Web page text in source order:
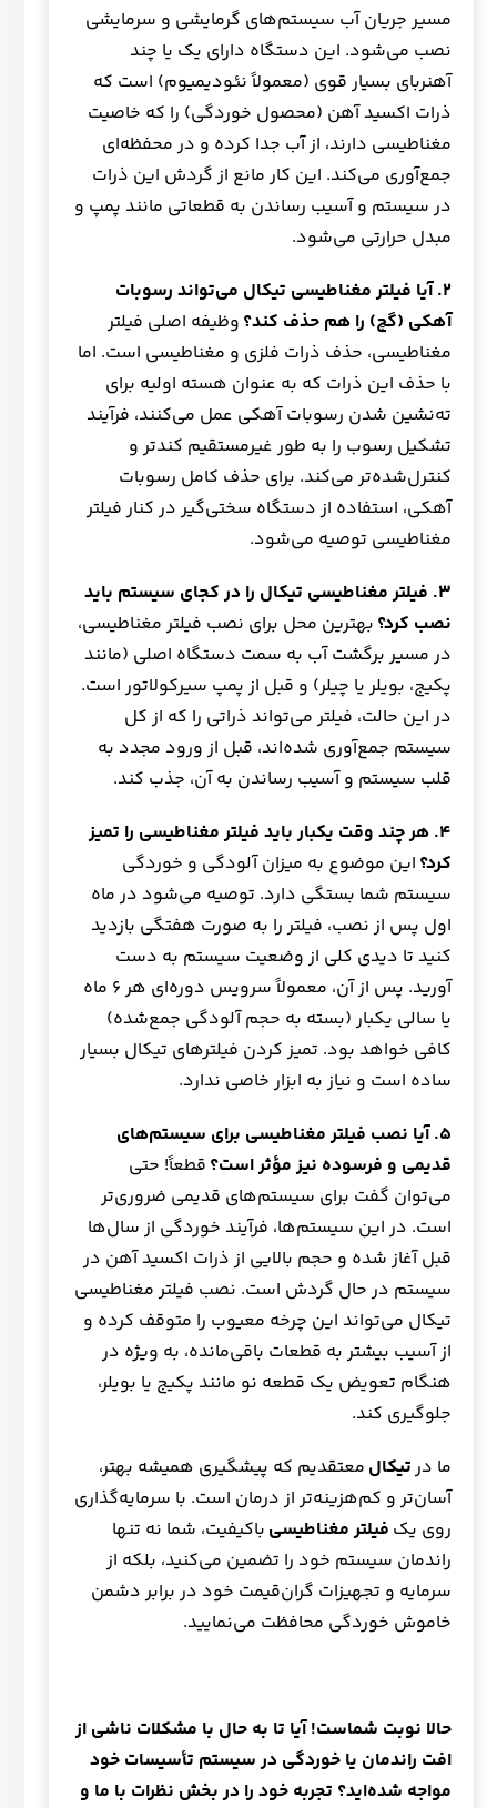
مسیر جریان آب سیستم‌های گرمایشی و سرمایشی
نصب می‌شود. این دستگاه دارای یک یا چند
آهنربای بسیار قوی (معمولاً نئودیمیوم) است که
ذرات اکسید آهن (محصول خوردگی) را که خاصیت
مغناطیسی دارند، از آب جدا کرده و در محفظه‌ای
جمع‌آوری می‌کند. این کار مانع از گردش این ذرات
در سیستم و آسیب رساندن به قطعاتی مانند پمپ و
مبدل حرارتی می‌شود.
۲. آیا فیلتر مغناطیسی تیکال می‌تواند رسوبات
آهکی (گچ) را هم حذف کند؟ وظیفه اصلی فیلتر
مغناطیسی، حذف ذرات فلزی و مغناطیسی است. اما
با حذف این ذرات که به عنوان هسته اولیه برای
ته‌نشین شدن رسوبات آهکی عمل می‌کنند، فرآیند
تشکیل رسوب را به طور غیرمستقیم کندتر و
کنترل‌شده‌تر می‌کند. برای حذف کامل رسوبات
آهکی، استفاده از دستگاه سختی‌گیر در کنار فیلتر
مغناطیسی توصیه می‌شود.
۳. فیلتر مغناطیسی تیکال را در کجای سیستم باید
نصب کرد؟ بهترین محل برای نصب فیلتر مغناطیسی،
در مسیر برگشت آب به سمت دستگاه اصلی (مانند
پکیج، بویلر یا چیلر) و قبل از پمپ سیرکولاتور است.
در این حالت، فیلتر می‌تواند ذراتی را که از کل
سیستم جمع‌آوری شده‌اند، قبل از ورود مجدد به
قلب سیستم و آسیب رساندن به آن، جذب کند.
۴. هر چند وقت یکبار باید فیلتر مغناطیسی را تمیز
کرد؟ این موضوع به میزان آلودگی و خوردگی
سیستم شما بستگی دارد. توصیه می‌شود در ماه
اول پس از نصب، فیلتر را به صورت هفتگی بازدید
کنید تا دیدی کلی از وضعیت سیستم به دست
آورید. پس از آن، معمولاً سرویس دوره‌ای هر ۶ ماه
یا سالی یکبار (بسته به حجم آلودگی جمع‌شده)
کافی خواهد بود. تمیز کردن فیلترهای تیکال بسیار
ساده است و نیاز به ابزار خاصی ندارد.
۵. آیا نصب فیلتر مغناطیسی برای سیستم‌های
قدیمی و فرسوده نیز مؤثر است؟ قطعاً! حتی
می‌توان گفت برای سیستم‌های قدیمی ضروری‌تر
است. در این سیستم‌ها، فرآیند خوردگی از سال‌ها
قبل آغاز شده و حجم بالایی از ذرات اکسید آهن در
سیستم در حال گردش است. نصب فیلتر مغناطیسی
تیکال می‌تواند این چرخه معیوب را متوقف کرده و
از آسیب بیشتر به قطعات باقی‌مانده، به ویژه در
هنگام تعویض یک قطعه نو مانند پکیج یا بویلر،
جلوگیری کند.
ما درتیکال معتقدیم که پیشگیری همیشه بهتر،
آسان‌تر و کم‌هزینه‌تر از درمان است. با سرمایه‌گذاری
روی یک فیلتر مغناطیسی باکیفیت، شما نه تنها
راندمان سیستم خود را تضمین می‌کنید، بلکه از
سرمایه و تجهیزات گران‌قیمت خود در برابر دشمن
خاموش خوردگی محافظت می‌نمایید.
حالا نوبت شماست! آیا تا به حال با مشکلات ناشی از
افت راندمان یا خوردگی در سیستم تأسیسات خود
مواجه شده‌اید؟ تجربه خود را در بخش نظرات با ما و